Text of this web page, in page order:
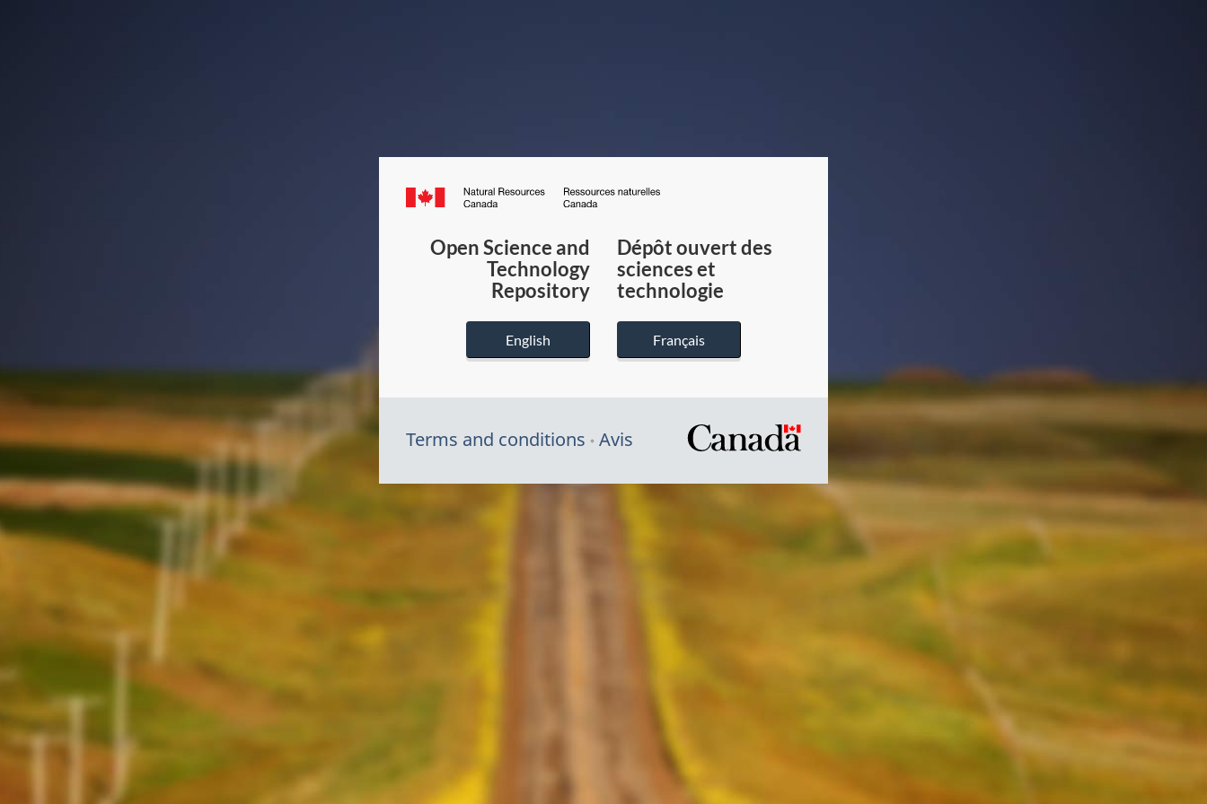
Canada.ca
du
Canada
Open Science and
Technology
Repository
English
Dépôt ouvert des
sciences et
technologie
Français
Terms and conditions Avis
/
Symbole
du
gouvernement
du